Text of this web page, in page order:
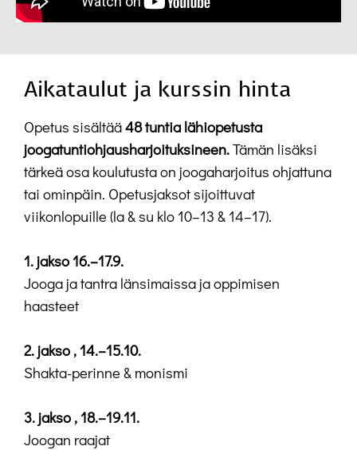
Aikataulut ja kurssin hinta
Opetus sisältää48 tuntia lähiopetusta
joogatuntiohjausharjoituksineen.Tämän lisäksi
tärkeä osa koulutusta on joogaharjoitus ohjattuna
tai ominpäin. Opetusjaksot sijoittuvat
viikonlopuille (la & su klo 10–13 & 14–17).
1. jakso 16.–17.9.
Jooga ja tantra länsimaissa ja oppimisen
haasteet
2. jakso , 14.–15.10.
Shakta-perinne & monismi
3. jakso , 18.–19.11.
Joogan raajat